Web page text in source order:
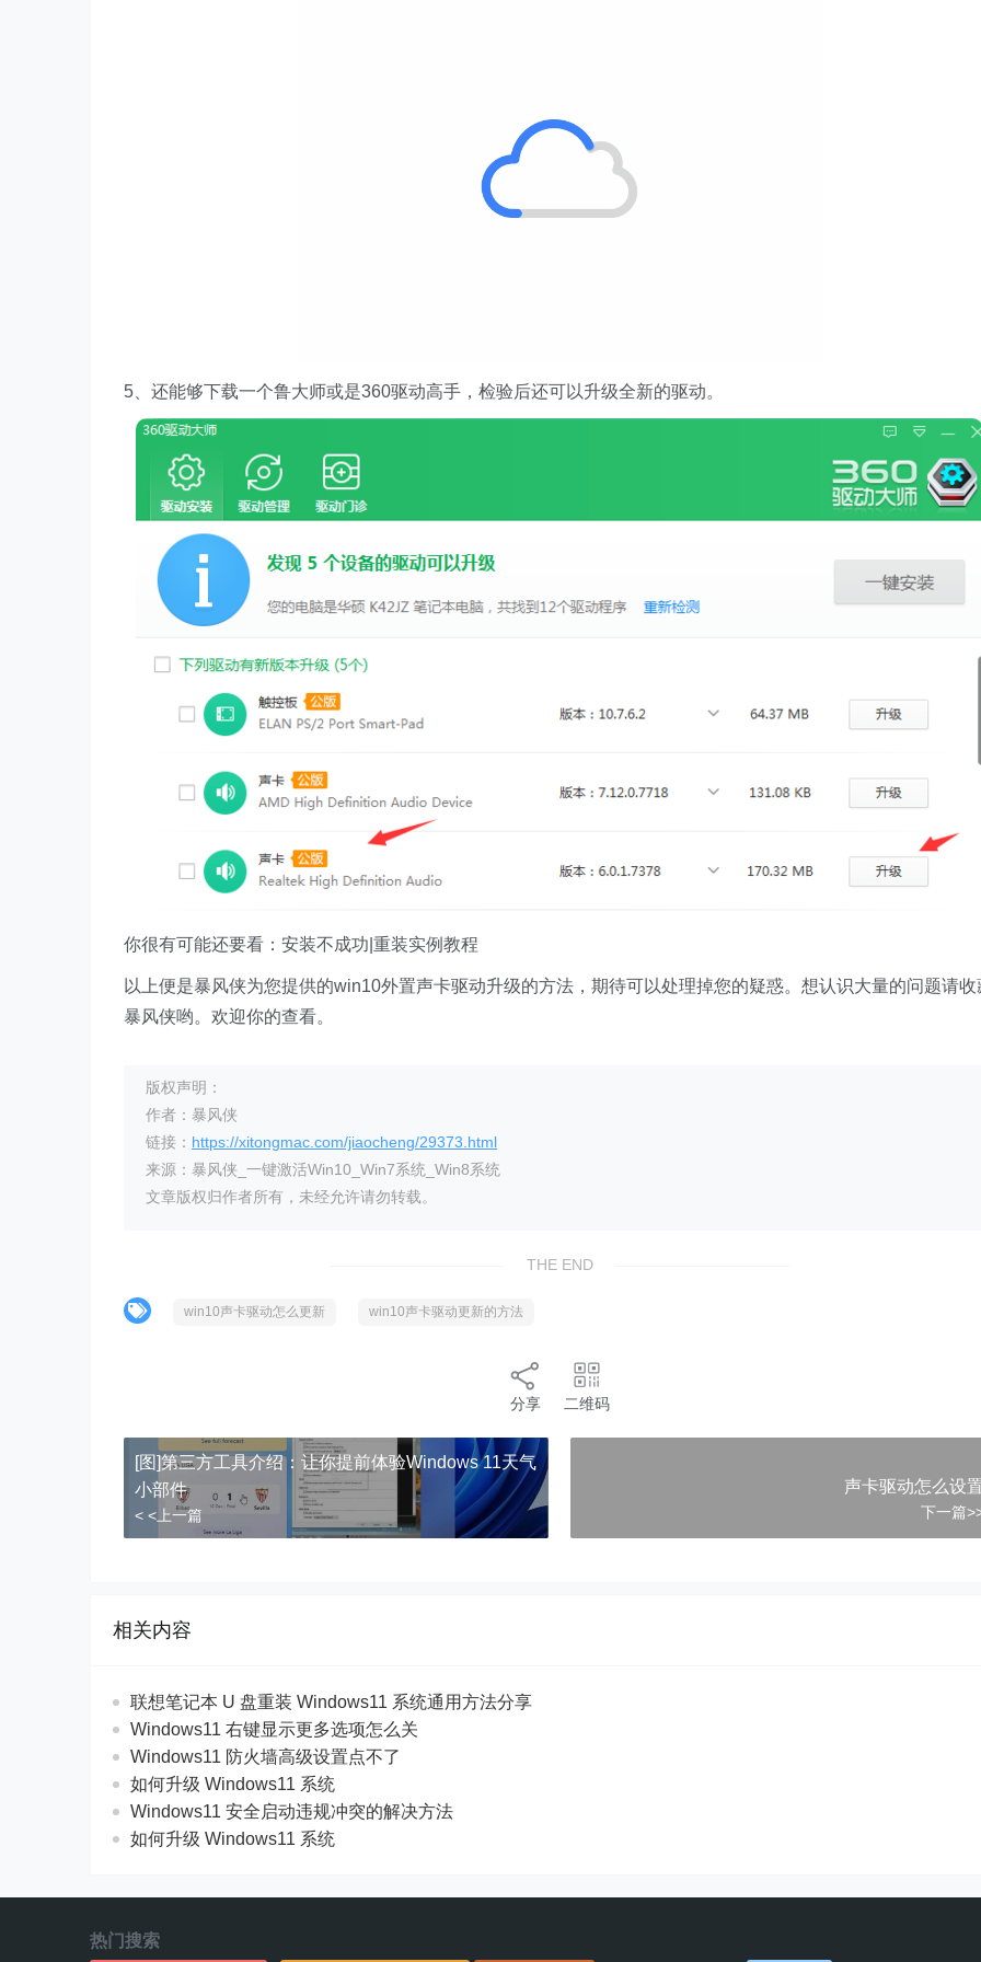
5、还能够下载一个鲁大师或是360驱动高手，检验后还可以升级全新的驱动。
你很有可能还要看：安装不成功|重装实例教程
以上便是暴风侠为您提供的win10外置声卡驱动升级的方法，期待可以处理掉您的疑惑。想认识大量的问题请收
暴风侠哟。欢迎你的查看。
版权声明：
作者：暴风侠
链接： https://xitongmac.com/jiaocheng/29373.html
来源：暴风侠_一键激活Win10_Win7系统_Win8系统
文章版权归作者所有，未经允许请勿转载。
THE END
win10声卡驱动怎么更新 win10声卡驱动更新的方法
分享 二维码
[图]第三方工具介绍：让你提前体验Windows 11天气
小部件
< <上一篇
声卡驱动怎么设
下一篇
相关内容
联想笔记本 U 盘重装 Windows11 系统通用方法分享
Windows11 右键显示更多选项怎么关
Windows11 防火墙高级设置点不了
如何升级 Windows11 系统
Windows11 安全启动违规冲突的解决方法
如何升级 Windows11 系统
热门搜索